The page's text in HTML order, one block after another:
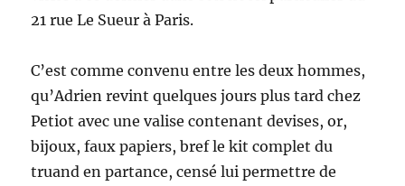
21 rue Le Sueur à Paris.
C’est comme convenu entre les deux hommes,
qu’Adrien revint quelques jours plus tard chez
Petiot avec une valise contenant devises, or,
bijoux, faux papiers, bref le kit complet du
truand en partance, censé lui permettre de